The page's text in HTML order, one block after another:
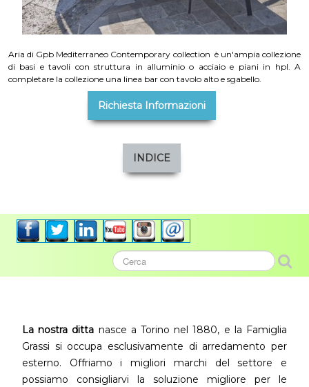
Aria di Gpb Mediterraneo Contemporary collection è un'ampia collezione
di basi e tavoli con struttura in alluminio o acciaio e piani in hpl. A
completare la collezione una linea bar con tavolo alto e sgabello.
Richiesta Informazioni
INDICE
La nostra ditta nasce a Torino nel 1880, e la Famiglia
Grassi si occupa esclusivamente di arredamento per
esterno. Offriamo i migliori marchi del settore e
possiamo consigliarvi la soluzione migliore per le